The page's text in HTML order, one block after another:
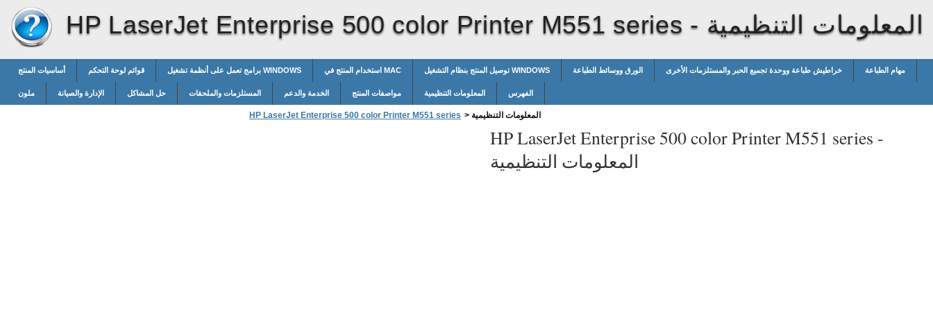
HP LaserJet Enterprise 500 color Printer M551 series - المعلومات التنظيمية
أساسيات المنتج قوائم لوحة التحكم برامج تعمل على أنظمة تشغيل WINDOWS استخدام المنتج في MAC توصيل المنتج بنظام التشغيل WINDOWS الورق ووسائط الطباعة خراطيش طباعة ووحدة تجميع الحبر والمستلزمات الأخرى مهام الطباعة
ملون الإدارة والصيانة حل المشاكل المستلزمات والملحقات الخدمة والدعم مواصفات المنتج المعلومات التنظيمية الفهرس
HP LaserJet Enterprise 500 color Printer M551 series > المعلومات التنظيمية
HP LaserJet Enterprise 500 color Printer M551 series -
المعلومات التنظيمية